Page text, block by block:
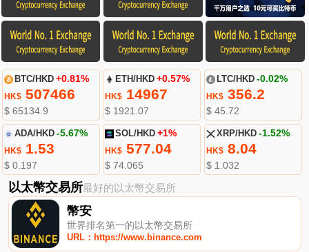
BTC/HKD +0.81%
HK$507466
$ 65134.9
ETH/HKD +0.57%
HK$ 14967
$ 1921.07
LTC/HKD -0.02%
HK$356.2
$ 45.72
ADA/HKD -5.67%
HK$1.53
$ 0.197
SOL/HKD +1%
HK$ 577.04
$ 74.065
XRP/HKD -1.52%
HK$8.04
$ 1.032
以太幣交易所最好的以太幣交易所
幣安
世界排名第一的以太幣交易所
URL：https://www.binance.com